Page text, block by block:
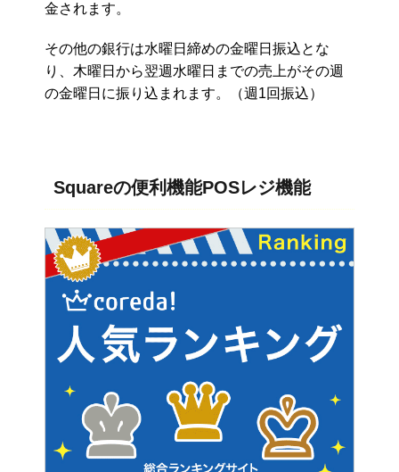
金されます。
その他の銀行は水曜日締めの金曜日振込とな
り、木曜日から翌週水曜日までの売上がその週
の金曜日に振り込まれます。（週1回振込）
Squareの便利機能POSレジ機能